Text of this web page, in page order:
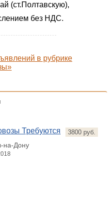
(ст.Полтавскую),
без НДС.
в рубрике
Требуются
3800 руб.
на-Дону